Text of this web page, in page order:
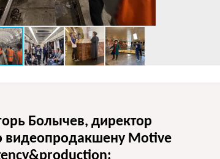
Болычев, директор
видеопродакшену Motive